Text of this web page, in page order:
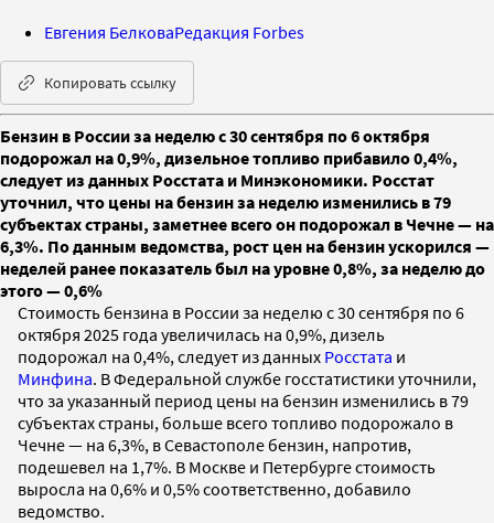
Евгения БелковаРедакция Forbes
Копировать ссылку
Бензин в России за неделю с 30 сентября по 6 октября
подорожал на 0,9%, дизельное топливо прибавило 0,4%,
следует из данных Росстата и Минэкономики. Росстат
уточнил, что цены на бензин за неделю изменились в 79
субъектах страны, заметнее всего он подорожал в Чечне — на
6,3%. По данным ведомства, рост цен на бензин ускорился —
неделей ранее показатель был на уровне 0,8%, за неделю до
этого — 0,6%
Стоимость бензина в России за неделю с 30 сентября по 6
октября 2025 года увеличилась на 0,9%, дизель
подорожал на 0,4%, следует из данных Росстата и
Минфина. В Федеральной службе госстатистики уточнили,
что за указанный период цены на бензин изменились в 79
субъектах страны, больше всего топливо подорожало в
Чечне — на 6,3%, в Севастополе бензин, напротив,
подешевел на 1,7%. В Москве и Петербурге стоимость
выросла на 0,6% и 0,5% соответственно, добавило
ведомство.